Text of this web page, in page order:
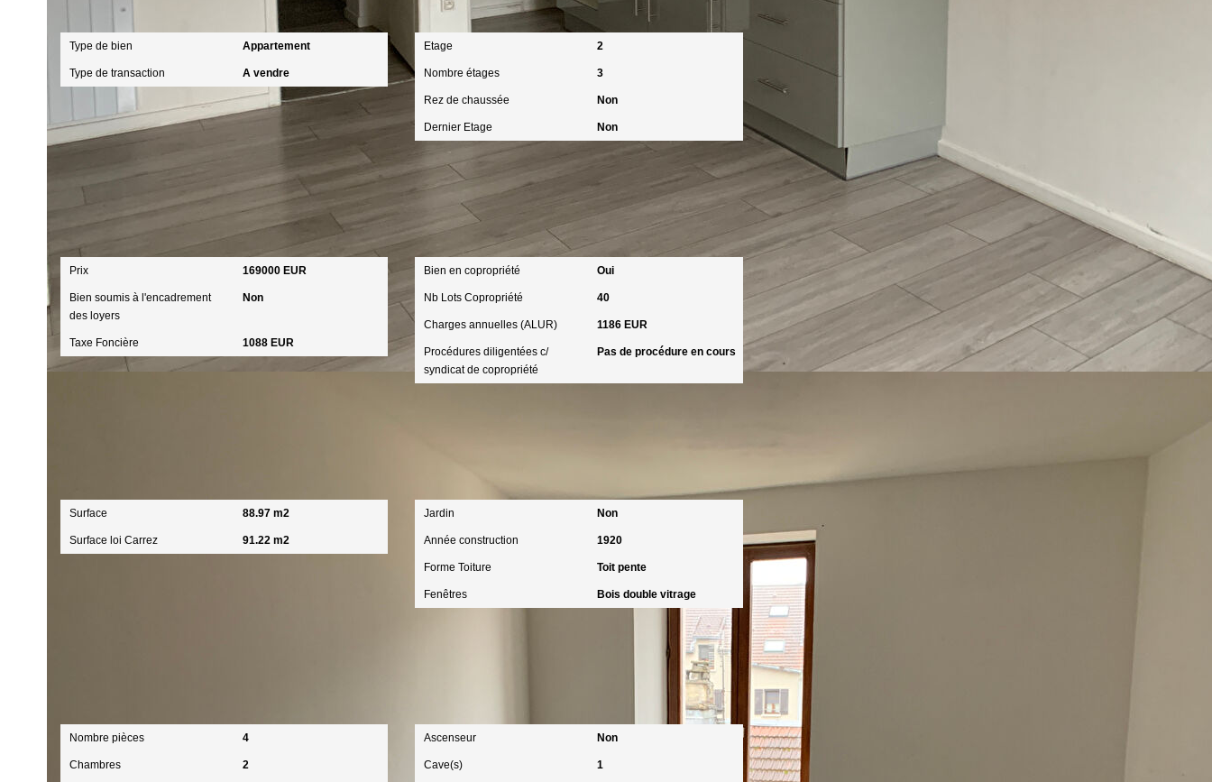
Type de bien Appartement
Type de transaction A vendre
Localisation
Etage 2
Nombre étages 3
Rez de chaussée Non
Dernier Etage Non
Prix 169000 EUR
Bien soumis à l'encadrement
des loyers
Non
Taxe Foncière 1088 EUR
Copropriété
Bien en copropriété Oui
Nb Lots Copropriété 40
Charges annuelles (ALUR) 1186 EUR
Procédures diligentées c/
syndicat de copropriété
Pas de procédure en cours
Surface 88.97 m2
Surface loi Carrez 91.22 m2
Jardin Non
Année construction 1920
Forme Toiture Toit pente
Fenêtres Bois double vitrage
Nombre pièces 4
Chambres 2
Ascenseur Non
Cave(s) 1